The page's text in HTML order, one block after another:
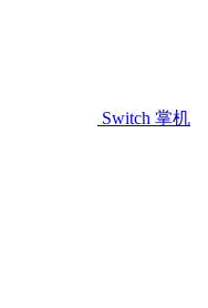
Switch 掌机